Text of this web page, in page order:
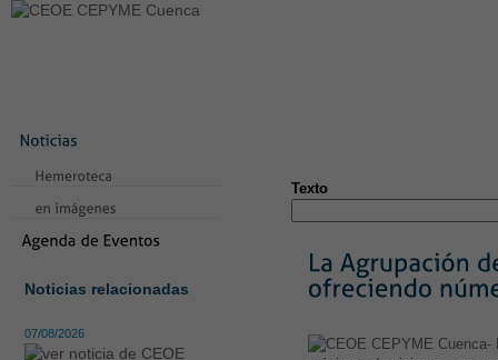
Noticias relacionadas
07/08/2026
Texto